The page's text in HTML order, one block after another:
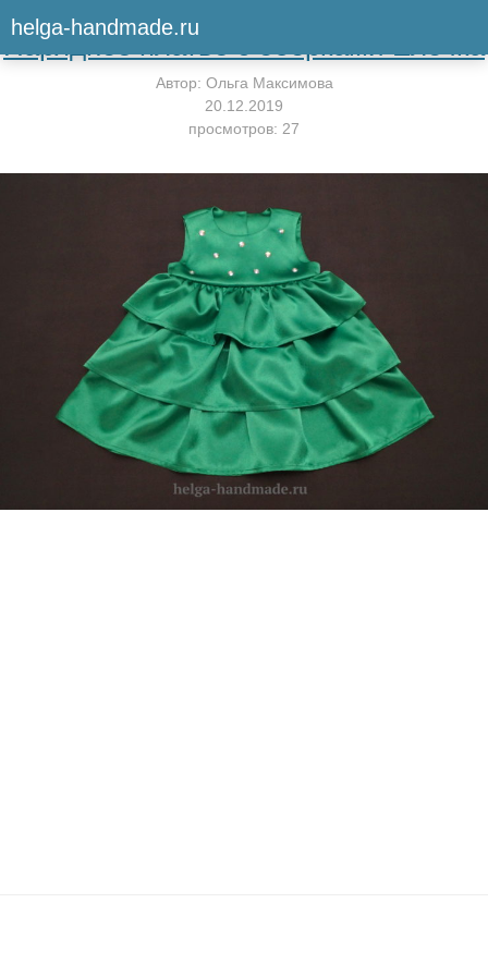
helga-handmade.ruВернуться к мастер-классу
Нарядное платье с оборками Ёлочка
Автор: Ольга Максимова
20.12.2019
просмотров: 27